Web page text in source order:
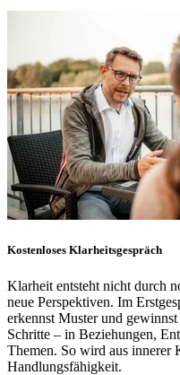
Kostenloses Klarheitsgespräch
Klarheit entsteht nicht durch
neue Perspektiven. Im
erkennst Muster und
Schritte – in Beziehungen,
Themen. So wird aus innerer
Handlungsfähigkeit.